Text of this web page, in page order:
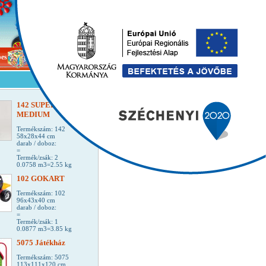
142 SUPER BIKE 4
MEDIUM
Termékszám: 142
58x28x44 cm
darab / doboz:
=
Termék/zsák: 2
0.0758 m3=2.55 kg
102 GOKART
Termékszám: 102
96x43x40 cm
darab / doboz:
=
Termék/zsák: 1
0.0877 m3=3.85 kg
5075 Játékház
Termékszám: 5075
113x111x120 cm